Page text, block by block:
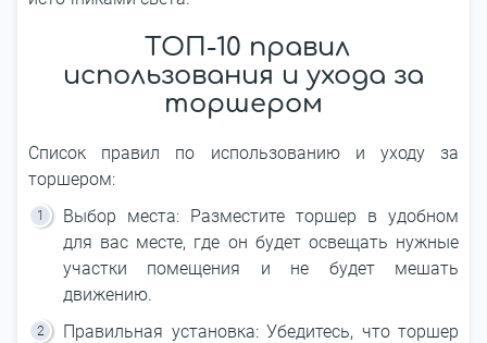
ТОП-10 правил
использования и ухода за
торшером
Список правил по использованию и уходу за
торшером:
Выбор места: Разместите торшер в удобном
для вас месте, где он будет освещать нужные
участки помещения и не будет мешать
движению.
Правильная установка: Убедитесь, что торшер